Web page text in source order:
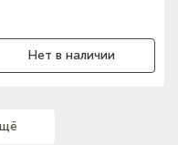
Нет в наличии